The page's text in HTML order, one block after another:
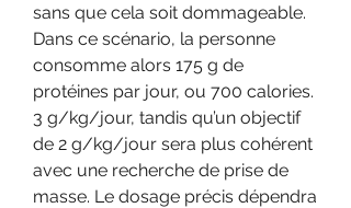
sans que cela soit dommageable.
Dans ce scénario, la personne
consomme alors 175 g de
protéines par jour, ou 700 calories.
3 g/kg/jour, tandis qu’un objectif
de 2 g/kg/jour sera plus cohérent
avec une recherche de prise de
masse. Le dosage précis dépendra